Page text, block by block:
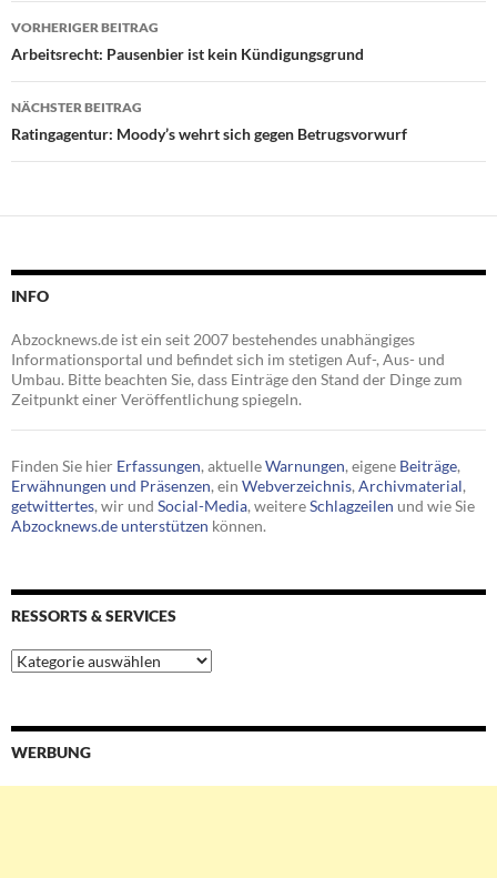
Beitragsnavigation
VORHERIGER BEITRAG
Arbeitsrecht: Pausenbier ist kein Kündigungsgrund
NÄCHSTER BEITRAG
Ratingagentur: Moody’s wehrt sich gegen Betrugsvorwurf
INFO
Abzocknews.de ist ein seit 2007 bestehendes unabhängiges
Informationsportal und befindet sich im stetigen Auf-, Aus- und
Umbau. Bitte beachten Sie, dass Einträge den Stand der Dinge zum
Zeitpunkt einer Veröffentlichung spiegeln.
Finden Sie hier Erfassungen, aktuelleWarnungen, eigene Beiträge,
Erwähnungen und Präsenzen, ein Webverzeichnis, Archivmaterial,
getwittertes, wir und Social-Media, weitereSchlagzeilen und wie Sie
Abzocknews.de unterstützen können.
RESSORTS & SERVICES
Ressorts
&
WERBUNG